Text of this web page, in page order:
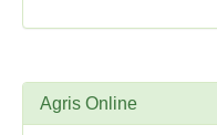
Agris Online